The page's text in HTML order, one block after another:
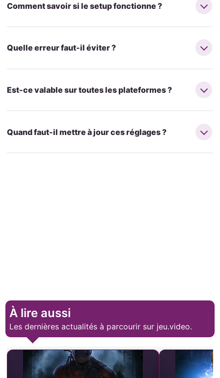
Comment savoir si le setup fonctionne ?
Quelle erreur faut-il éviter ?
Est-ce valable sur toutes les plateformes ?
Quand faut-il mettre à jour ces réglages ?
À lire aussi
Les dernières actualités à parcourir sur jeu.video.